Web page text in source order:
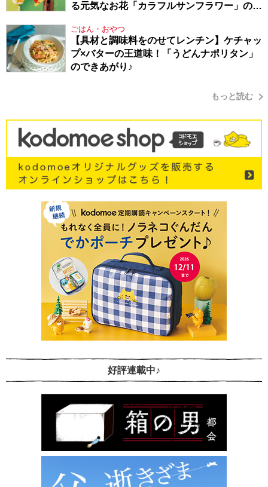
る元気なお花「カラフルサンフラワー」の作
ごはん・おやつ
【具材と調味料をのせてレンチン】ケチャッ
プ×バターの王道味！「うどんナポリタン」
のできあがり♪
もっと読む
好評連載中♪